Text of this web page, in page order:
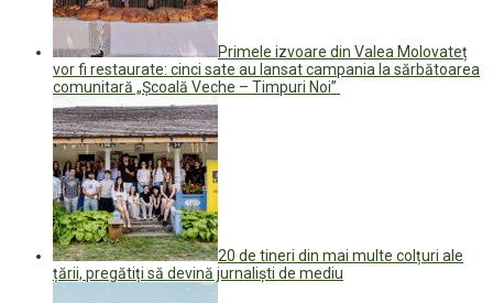
Primele izvoare din Valea Molovateț
vor fi restaurate: cinci sate au lansat campania la sărbătoarea
comunitară „Școală Veche – Timpuri Noi”
20 de tineri din mai multe colțuri ale
țării, pregătiți să devină jurnaliști de mediu